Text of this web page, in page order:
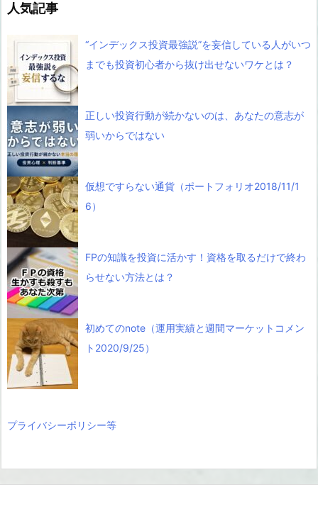
人気記事
“インデックス投資最強説”を妄信している人がいつ
までも投資初心者から抜け出せないワケとは？
正しい投資行動が続かないのは、あなたの意志が
弱いからではない
仮想ですらない通貨（ポートフォリオ2018/11/1
6）
FPの知識を投資に活かす！資格を取るだけで終わ
らせない方法とは？
初めてのnote（運用実績と週間マーケットコメン
ト2020/9/25）
プライバシーポリシー等